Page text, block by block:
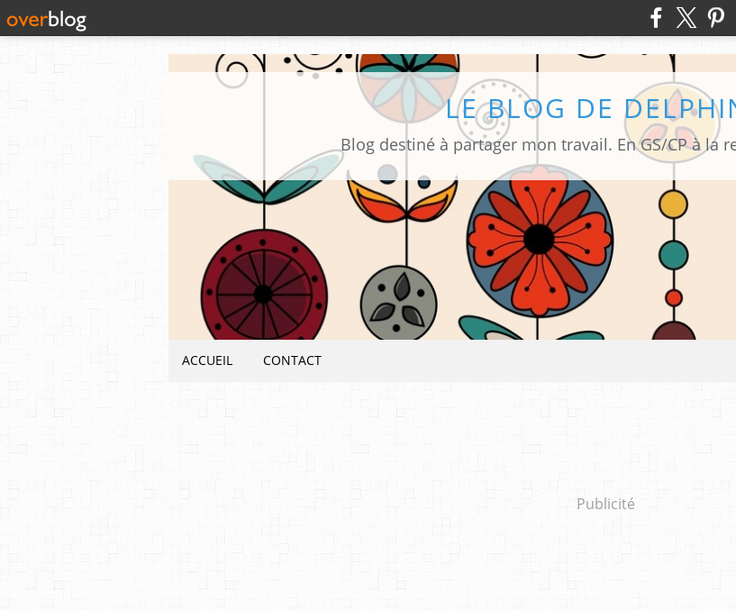
LE BLOG DE
Blog destiné à partager mon travail. En GS/CP à la
ACCUEIL CONTACT
Publicité